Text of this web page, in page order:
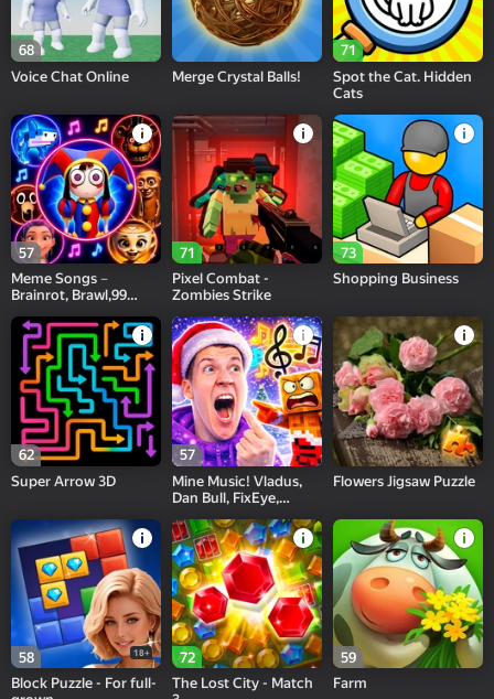
68
Voice Chat Online
Merge Crystal Balls!
71
Spot the Cat. Hidden
Cats
57
Meme Songs－
Brainrot, Brawl,99
71
Pixel Combat -
Zombies Strike
73
Shopping Business
62
Super Arrow 3D
57
Mine Music! Vladus,
Dan Bull, FixEye,
Flowers Jigsaw Puzzle
58 18+
Block Puzzle - For full-
72
The Lost City - Match
59
Farm